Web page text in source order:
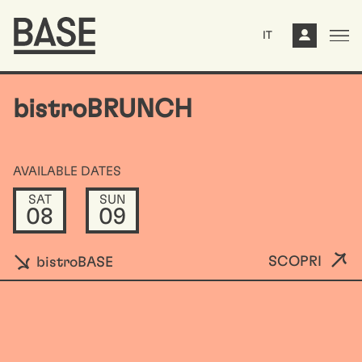
IT
bistroBRUNCH
AVAILABLE DATES
SAT
08
SUN
09
bistroBASE SCOPRI